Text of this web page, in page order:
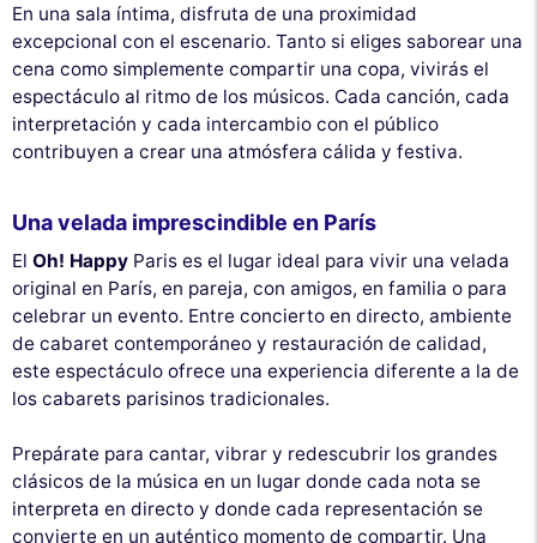
En una sala íntima, disfruta de una proximidad
excepcional con el escenario. Tanto si eliges saborear una
cena como simplemente compartir una copa, vivirás el
espectáculo al ritmo de los músicos. Cada canción, cada
interpretación y cada intercambio con el público
contribuyen a crear una atmósfera cálida y festiva.
Una velada imprescindible en París
El Oh! Happy Paris es el lugar ideal para vivir una velada
original en París, en pareja, con amigos, en familia o para
celebrar un evento. Entre concierto en directo, ambiente
de cabaret contemporáneo y restauración de calidad,
este espectáculo ofrece una experiencia diferente a la de
los cabarets parisinos tradicionales.
Prepárate para cantar, vibrar y redescubrir los grandes
clásicos de la música en un lugar donde cada nota se
interpreta en directo y donde cada representación se
convierte en un auténtico momento de compartir. Una